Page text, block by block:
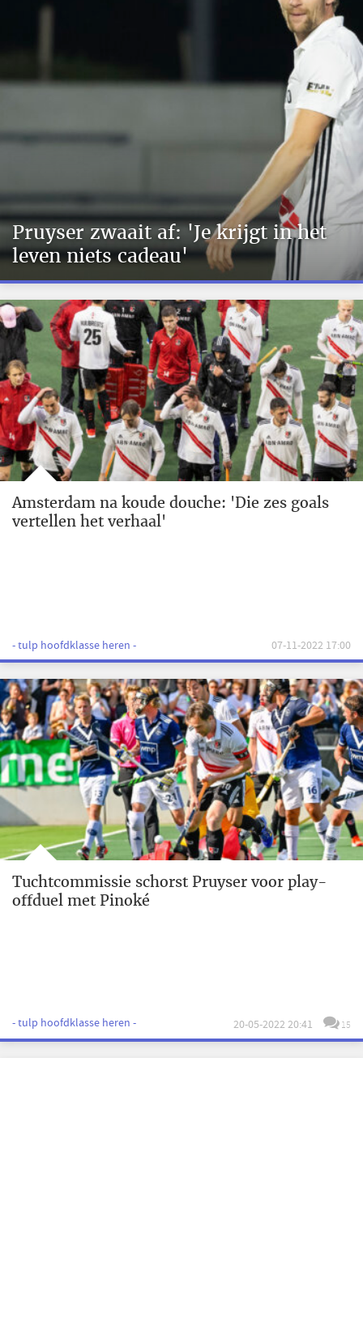
Pruyser zwaait af: 'Je krijgt in het
leven niets cadeau'
Amsterdam na koude douche: 'Die zes goals
vertellen het verhaal'
- tulp hoofdklasse heren - 07-11-2022 17:00
Tuchtcommissie schorst Pruyser voor play-
offduel met Pinoké
- tulp hoofdklasse heren - 20-05-2022 20:41 15